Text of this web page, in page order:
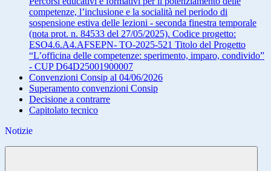
competenze, l’inclusione e la socialità nel periodo di
sospensione estiva delle lezioni - seconda finestra temporale
(nota prot. n. 84533 del 27/05/2025). Codice progetto:
ESO4.6.A4.AFSEPN- TO-2025-521 Titolo del Progetto
“L’officina delle competenze: sperimento, imparo, condivido”
- CUP D64D25001900007
Convenzioni Consip al 04/06/2026
Superamento convenzioni Consip
Decisione a contrarre
Capitolato tecnico
Notizie